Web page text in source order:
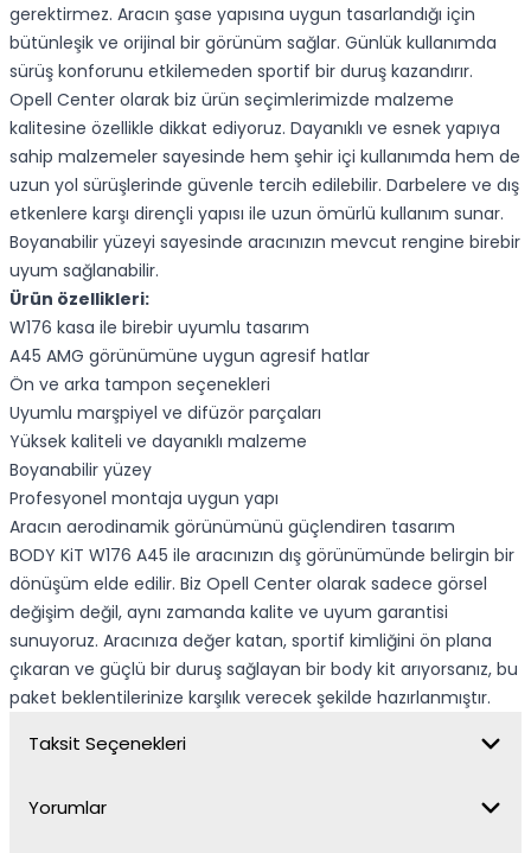
gerektirmez. Aracın şase yapısına uygun tasarlandığı için
bütünleşik ve orijinal bir görünüm sağlar. Günlük kullanımda
sürüş konforunu etkilemeden sportif bir duruş kazandırır.
Opell Center olarak biz ürün seçimlerimizde malzeme
kalitesine özellikle dikkat ediyoruz. Dayanıklı ve esnek yapıya
sahip malzemeler sayesinde hem şehir içi kullanımda hem de
uzun yol sürüşlerinde güvenle tercih edilebilir. Darbelere ve dış
etkenlere karşı dirençli yapısı ile uzun ömürlü kullanım sunar.
Boyanabilir yüzeyi sayesinde aracınızın mevcut rengine birebir
uyum sağlanabilir.
Ürün özellikleri:
W176 kasa ile birebir uyumlu tasarım
A45 AMG görünümüne uygun agresif hatlar
Ön ve arka tampon seçenekleri
Uyumlu marşpiyel ve difüzör parçaları
Yüksek kaliteli ve dayanıklı malzeme
Boyanabilir yüzey
Profesyonel montaja uygun yapı
Aracın aerodinamik görünümünü güçlendiren tasarım
BODY KiT W176 A45 ile aracınızın dış görünümünde belirgin bir
dönüşüm elde edilir. Biz Opell Center olarak sadece görsel
değişim değil, aynı zamanda kalite ve uyum garantisi
sunuyoruz. Aracınıza değer katan, sportif kimliğini ön plana
çıkaran ve güçlü bir duruş sağlayan bir body kit arıyorsanız, bu
paket beklentilerinize karşılık verecek şekilde hazırlanmıştır.
Taksit Seçenekleri
Yorumlar